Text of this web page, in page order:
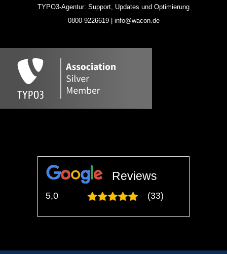
TYPO3-Agentur: Support, Updates und Optimierung
0800-9226619 | info@wacon.de
Reviews
5,0 (33)